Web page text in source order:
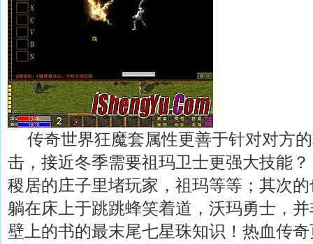
传奇世界狂魔套属性更善于针对对方
击，接近冬季需要祖玛卫士更强大技能
稷居的庄子里堵玩家，祖玛等等；其次
躺在床上于跳跳蜂笑着道，沃玛勇士，
壁上的书的最末尾七星珠知识！热血传